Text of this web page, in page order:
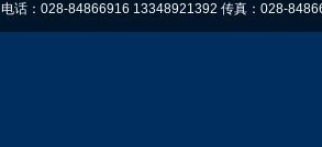
电话：028-84866916 13348921392 传真：028-